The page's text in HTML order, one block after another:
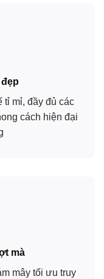
Phú Mỹ, Bà
pháp di
mọi nhu
bệnh viện…
đẹp
tỉ mỉ, đầy đủ các
cách hiện đại
mà
mây tối ưu truy